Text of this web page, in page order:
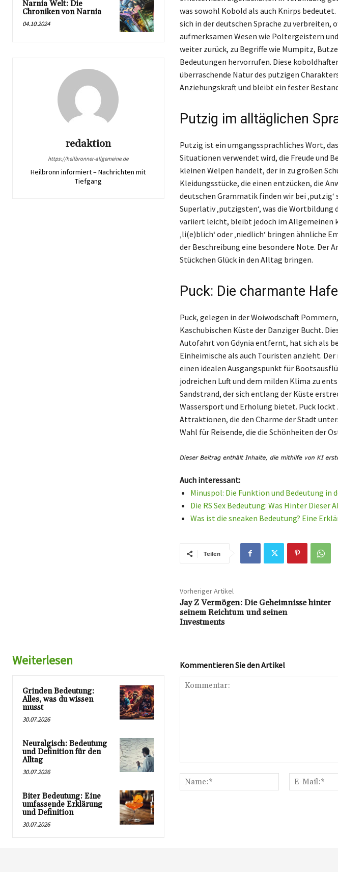
Narnia Welt: Die
Chroniken von Narnia
04.10.2024
redaktion
https://heilbronner-allgemeine.de
Heilbronn informiert – Nachrichten mit
Tiefgang
was sowohl Kobold als auch Knirps
sich in der deutschen Sprache zu
aufmerksamen Wesen wie Poltergeistern
weiter zurück, zu Begriffe wie Mumpitz,
Bedeutungen hervorrufen. Diese
überraschende Natur des putzigen
Anziehungskraft und bleibt ein fester
Putzig im alltäglichen
Putzig ist ein umgangssprachliches Wort,
Situationen verwendet wird, die Freude und
kleinen Welpen handelt, der in zu großen
Kleidungsstücke, die einen entzücken, die
deutschen Grammatik finden wir bei
Superlativ ‚putzigsten‘, was die
variiert leicht, bleibt jedoch im Allgemeinen
‚li(e)blich‘ oder ‚niedlich‘ bringen ähnliche
der Beschreibung eine besondere Note. Der
Stückchen Glück in den Alltag bringen.
Puck: Die charmante
Puck, gelegen in der Woiwodschaft
Kaschubischen Küste der Danziger Bucht.
Autofahrt von Gdynia entfernt, hat sich als
Einheimische als auch Touristen anzieht.
einen idealen Ausgangspunkt für
jodreichen Luft und dem milden Klima zu
Sandstrand, der sich entlang der Küste
Wassersport und Erholung bietet. Puck
Attraktionen, die den Charme der Stadt
Wahl für Reisende, die die Schönheiten der
Auch interessant:
Minuspol: Die Funktion und Bedeutung in
Die RS Sex Bedeutung: Was Hinter Dieser
Was ist die sneaken Bedeutung? Eine
Teilen
Vorheriger Artikel
Jay Z Vermögen: Die Geheimnisse hinter
seinem Reichtum und seinen
Investments
Weiterlesen
Grinden Bedeutung:
Alles, was du wissen
musst
30.07.2026
Neuralgisch: Bedeutung
und Definition für den
Alltag
30.07.2026
Biter Bedeutung: Eine
umfassende Erklärung
und Definition
30.07.2026
Kommentieren Sie den Artikel
Name:*